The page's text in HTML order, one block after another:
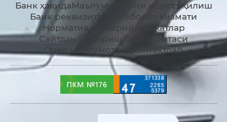
Банк ҳақидаМаълумотларни ошкор қилиш
Банк реквизитлари
Ахборот хизмати
Норматив-меъёрий ҳужжатлар
Сайтдан қидиришСайт харитаси
Очиқ маълумотлар
Контактлар